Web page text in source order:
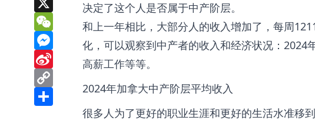
WeChat
Messenger
决定了这个人是否属于中产阶层。
和上一年相比，大部分人的收入增加了，每周
化，可以观察到中产者的收入和经济状况：
高薪工作等等。
2024年加拿大中产阶层平均收入
很多人为了更好的职业生涯和更好的生活水准移